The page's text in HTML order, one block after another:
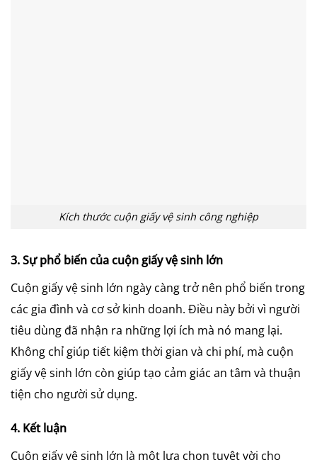
Kích thước cuộn giấy vệ sinh công nghiệp
3. Sự phổ biến của cuộn giấy vệ sinh lớn
Cuộn giấy vệ sinh lớn ngày càng trở nên phổ biến trong
các gia đình và cơ sở kinh doanh. Điều này bởi vì người
tiêu dùng đã nhận ra những lợi ích mà nó mang lại.
Không chỉ giúp tiết kiệm thời gian và chi phí, mà cuộn
giấy vệ sinh lớn còn giúp tạo cảm giác an tâm và thuận
tiện cho người sử dụng.
4. Kết luận
Cuộn giấy vệ sinh lớn là một lựa chọn tuyệt vời cho